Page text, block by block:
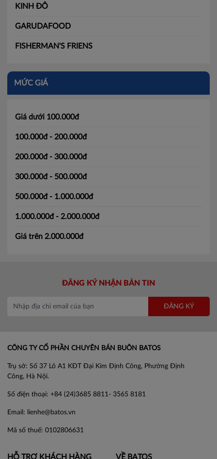
KINH ĐÔ
GARUDAFOOD
FISHERMAN'S FRIENS
MỨC GIÁ
Giá dưới 100.000đ
100.000đ - 200.000đ
200.000đ - 300.000đ
300.000đ - 500.000đ
500.000đ - 1.000.000đ
1.000.000đ - 2.000.000đ
Giá trên 2.000.000đ
ĐĂNG KÝ NHẬN BẢN TIN
ĐĂNG KÝ
CÔNG TY CỔ PHẦN CHUYÊN BÁN BUÔN BATOS
Trụ sở: Số 37 Lô A1 KĐT Đại Kim Định Công, Phường Định
Công, Hà Nội.
Số điện thoại: +84 (24)3685 8811- 3565 8181
Email: lienhe@batos.vn
Mã số thuế: 0102806631
HỖ TRỢ KHÁCH HÀNG VỀ BATOS